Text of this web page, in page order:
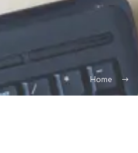
Products
search
Polski
Home